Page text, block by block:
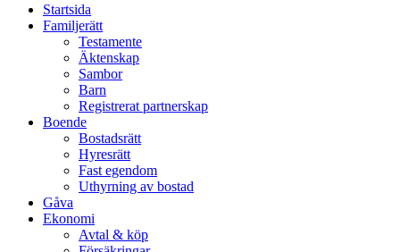
Startsida
Familjerätt
Testamente
Äktenskap
Sambor
Barn
Registrerat partnerskap
Boende
Bostadsrätt
Hyresrätt
Fast egendom
Uthyrning av bostad
Gåva
Ekonomi
Avtal & köp